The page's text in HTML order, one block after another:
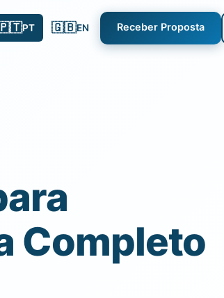
PT 🇬🇧EN Receber Proposta
Completo